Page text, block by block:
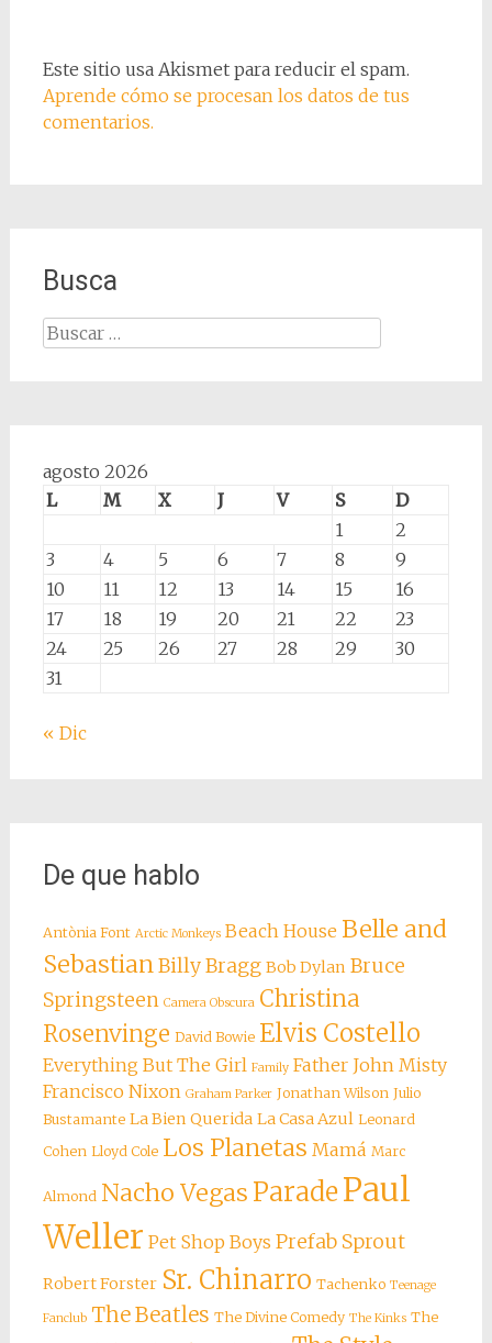
Este sitio usa Akismet para reducir el spam.
Aprende cómo se procesan los datos de tus
comentarios.
Busca
Buscar:
agosto 2026
L
M X J V S
D
1
2
3
4 5 6 7 8
9
10
11 12 13 14 15
16
17
18 19 20 21 22
23
24
25 26 27 28 29
30
31
« Dic
De que hablo
Antònia Font Arctic Monkeys Beach House Belle and
SebastianBilly Bragg Bob Dylan Bruce
Springsteen Camera Obscura Christina
Rosenvinge David Bowie Elvis Costello
Everything But The Girl Family Father John Misty
Francisco Nixon Graham Parker Jonathan Wilson Julio
Bustamante La Bien Querida La Casa Azul Leonard
Cohen Lloyd Cole Los Planetas Mamá Marc
Almond Nacho Vegas ParadePaul
Weller Pet Shop Boys Prefab Sprout
Robert Forster Sr. Chinarro Tachenko Teenage
Fanclub The Beatles The Divine Comedy The Kinks The